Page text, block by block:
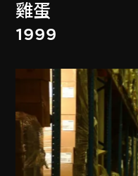
雞蛋
1999